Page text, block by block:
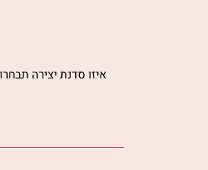
איזו סדנת יצירה